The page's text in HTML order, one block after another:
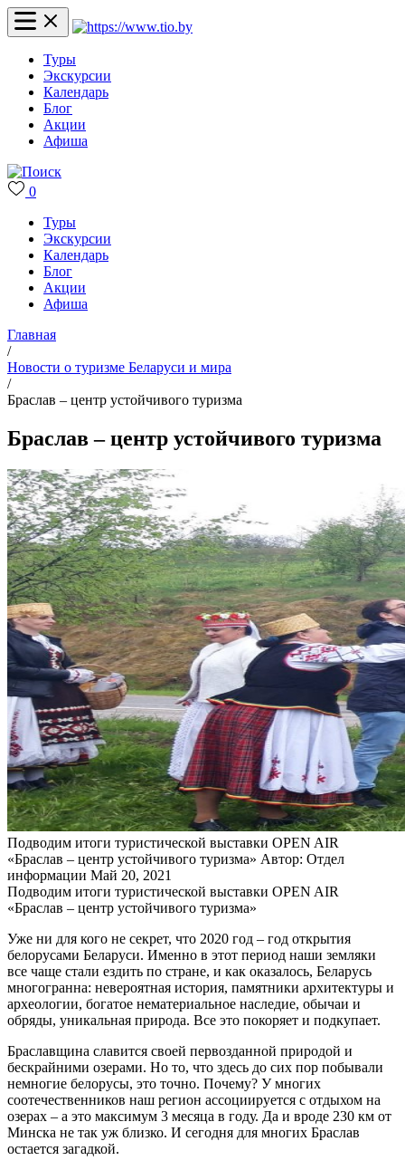
Туры
Экскурсии
Календарь
Блог
Акции
Афиша
0
Туры
Экскурсии
Календарь
Блог
Акции
Афиша
Главная
/
Новости о туризме Беларуси и мира
/
Браслав – центр устойчивого туризма
Браслав – центр устойчивого туризма
Подводим итоги туристической выставки OPEN AIR
«Браслав – центр устойчивого туризма» Автор: Отдел
информации Май 20, 2021
Подводим итоги туристической выставки OPEN AIR
«Браслав – центр устойчивого туризма»
Уже ни для кого не секрет, что 2020 год – год открытия
белорусами Беларуси. Именно в этот период наши земляки
все чаще стали ездить по стране, и как оказалось, Беларусь
многогранна: невероятная история, памятники архитектуры и
археологии, богатое нематериальное наследие, обычаи и
обряды, уникальная природа. Все это покоряет и подкупает.
Браславщина славится своей первозданной природой и
бескрайними озерами. Но то, что здесь до сих пор побывали
немногие белорусы, это точно. Почему? У многих
соотечественников наш регион ассоциируется с отдыхом на
озерах – а это максимум 3 месяца в году. Да и вроде 230 км от
Минска не так уж близко. И сегодня для многих Браслав
остается загадкой.